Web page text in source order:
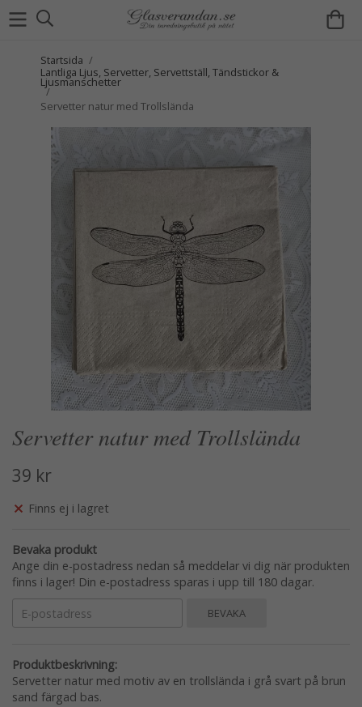
Startsida /
Lantliga Ljus, Servetter, Servettställ, Tändstickor &
Ljusmanschetter
/
Servetter natur med Trollslända
Servetter natur med Trollslända
39 kr
Finns ej i lagret
Bevaka produkt
Ange din e-postadress nedan så meddelar vi dig när produkten
finns i lager! Din e-postadress sparas i upp till 180 dagar.
BEVAKA
Produktbeskrivning:
Servetter natur med motiv av en trollslända i grå svart på brun
sand färgad bas.